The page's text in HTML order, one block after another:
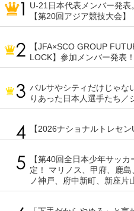
U-21日本代表メンバー発
【第20回アジア競技大会】
【JFA×SCO GROUP
LOCK】参加メンバー発表！
バルサやシティだけじゃ
りあった日本人選手たち／
【2026ナショナルトレセ
【第40回全日本少年サッ
定！ マリノス、甲府、鹿
ノ神戸、府中新町、新座片